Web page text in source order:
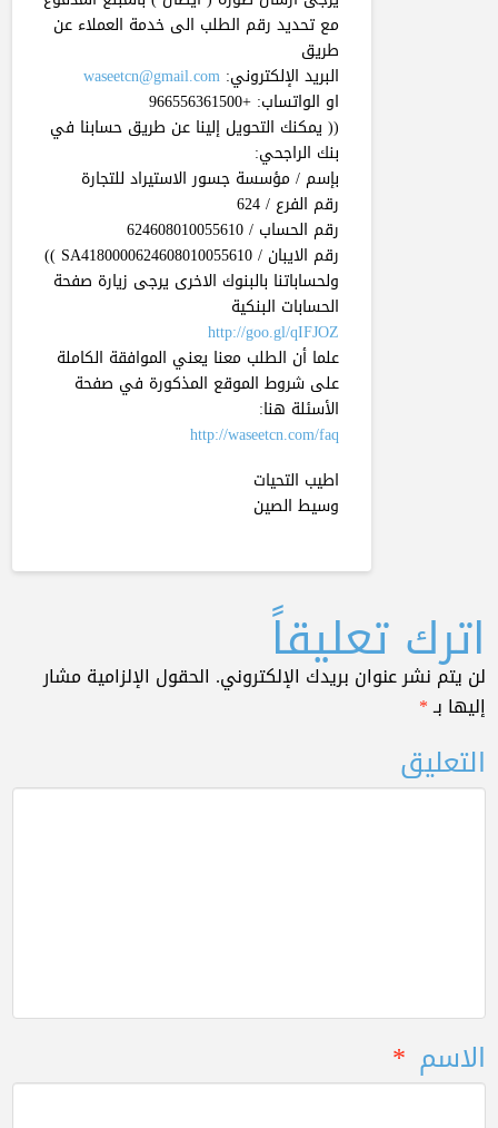
مع تحديد رقم الطلب الى خدمة العملاء عن
طريق
البريد الإلكتروني: waseetcn@gmail.com
او الواتساب: +966556361500
(( ‎يمكنك التحويل إلينا عن طريق حسابنا في
رقم الايبان / SA4180000624608010055610 ))
ولحساباتنا بالبنوك الاخرى يرجى زيارة صفحة
الحسابات البنكية
http://goo.gl/qIFJOZ
علما أن الطلب معنا يعني الموافقة الكاملة
على شروط الموقع المذكورة في صفحة
الأسئلة هنا:
http://waseetcn.com/faq
اطيب التحيات
وسيط الصين
اترك تعليقاً
لن يتم نشر عنوان بريدك الإلكتروني. الحقول الإلزامية مشار
إليها بـ*
التعليق
الاسم *